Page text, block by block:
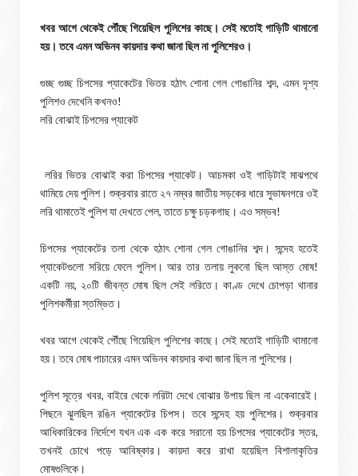
খবর আগে থেকেই পৌঁছে গিয়েছিল পুলিশের কাছে। সেই মতোই গাড়িটি থামানো
হয়। তবে এমন অভিনব কায়দার কথা জানা ছিল না পুলিশেরও।
গুচ্ছ গুচ্ছ চিপসের প্যাকেটের ভিতর হঠাৎ শোনা গেল গোঙানির শব্দ, এমন দৃশ্য
পুলিশও দেখেনি কখনও!
লরি বোঝাই চিপসের প্যাকেট
লরির ভিতর বোঝাই করা চিপসের প্যাকেট। আচমকা ওই গাড়িটাই মাঝপথে
থামিয়ে দেয় পুলিশ। শুক্রবার রাতে ২৭ নম্বর জাতীয় সড়কের ধারে সুভাষনগরে ওই
লরি থামাতেই পুলিশ যা দেখতে পেল, তাতে চক্ষু চড়কগাছ। এও সম্ভব!
চিপসের প্যাকেটের তলা থেকে হঠাৎ শোনা গেল গোঙানির শব্দ। সন্দেহ হতেই
প্যাকেটগুলো সরিয়ে ফেলে পুলিশ। আর তার তলায় লুকনো ছিল আস্ত মোষ!
একটি নয়, ২০টি জীবন্ত মোষ ছিল সেই লরিতে। কাণ্ড দেখে চোপড়া থানার
পুলিশকর্মীরা স্তম্ভিত।
খবর আগে থেকেই পৌঁছে গিয়েছিল পুলিশের কাছে। সেই মতোই গাড়িটি থামানো
হয়। তবে মোষ পাচারের এমন অভিনব কায়দার কথা জানা ছিল না পুলিশের।
পুলিশ সূত্রে খবর, বাইরে থেকে লরিটা দেখে বোঝার উপায় ছিল না একেবারেই।
পিছনে ঝুলছিল রঙিন প্যাকেটের চিপস। তবে সন্দেহ হয় পুলিশের। শুক্রবার
আধিকারিকের নির্দেশে যখন এক এক করে সরানো হয় চিপসের প্যাকেটের স্তর,
তখনই চোখে পড়ে আবিষ্কার। কায়দা করে রাখা হয়েছিল বিশালাকৃতির
মোষগুলিকে।